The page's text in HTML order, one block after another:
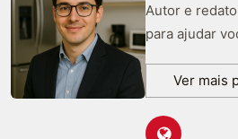
Autor e
para ajudar
Ver mais